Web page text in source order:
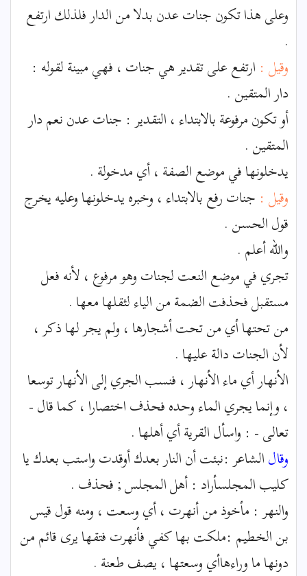
وعلى هذا تكون جنات عدن بدلا من الدار فلذلك ارتفع
.
وقيل : ارتفع على تقدير هي جنات ، فهي مبينة لقوله :
دار المتقين .
أو تكون مرفوعة بالابتداء ، التقدير : جنات عدن نعم دار
المتقين .
يدخلونها في موضع الصفة ، أي مدخولة .
وقيل : جنات رفع بالابتداء ، وخبره يدخلونها وعليه يخرج
قول الحسن .
والله أعلم .
تجري في موضع النعت لجنات وهو مرفوع ، لأنه فعل
مستقبل فحذفت الضمة من الياء لثقلها معها .
من تحتها أي من تحت أشجارها ، ولم يجر لها ذكر ،
لأن الجنات دالة عليها .
الأنهار أي ماء الأنهار ، فنسب الجري إلى الأنهار توسعا
، وإنما يجري الماء وحده فحذف اختصارا ، كما قال -
تعالى - : واسأل القرية أي أهلها .
وقالالشاعر :نبئت أن النار بعدك أوقدت واستب بعدك يا
كليب المجلسأراد : أهل المجلس ; فحذف .
والنهر : مأخوذ من أنهرت ، أي وسعت ، ومنه قول قيس
بن الخطيم :ملكت بها كفي فأنهرت فتقها يرى قائم من
دونها ما وراءهاأي وسعتها ، يصف طعنة .